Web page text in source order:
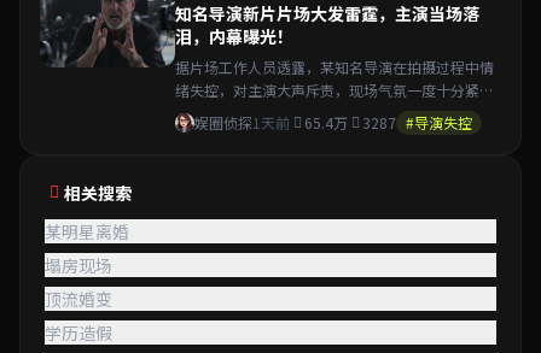
知名导演新片片场大发雷霆，主演当场落
泪，内幕曝光！
据片场工作人员透露，某知名导演在拍摄过程中情
绪失控，对主演大声斥责，现场气氛一度十分紧
张，多名工作人员目睹全程……
娱圈侦探1天前 65.4万 3287 #导演失控
相关搜索
某明星离婚
塌房现场
顶流婚变
学历造假